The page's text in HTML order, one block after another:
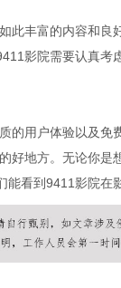
此丰富的内容和
影院需要认真
的用户体验以及
好地方。无论你
看到9411影院在